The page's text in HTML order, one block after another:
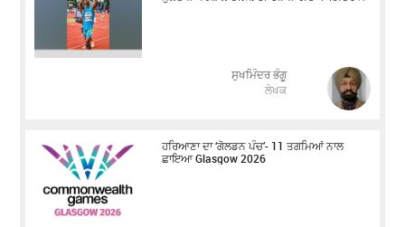
ਸੁਖਮਿੰਦਰ ਭੰਗੂ
ਲੇਖਕ
ਹਰਿਆਣਾ ਦਾ ‘ਗੋਲਡਨ ਪੰਚ’- 11 ਤਗਮਿਆਂ ਨਾਲ
ਛਾਇਆ Glasgow 2026